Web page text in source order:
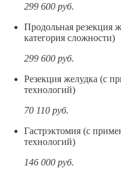
299 600 руб.
Продольная резекция
категория сложности)
299 600 руб.
Резекция желудка (с
технологий)
70 110 руб.
Гастрэктомия (с
технологий)
146 000 руб.